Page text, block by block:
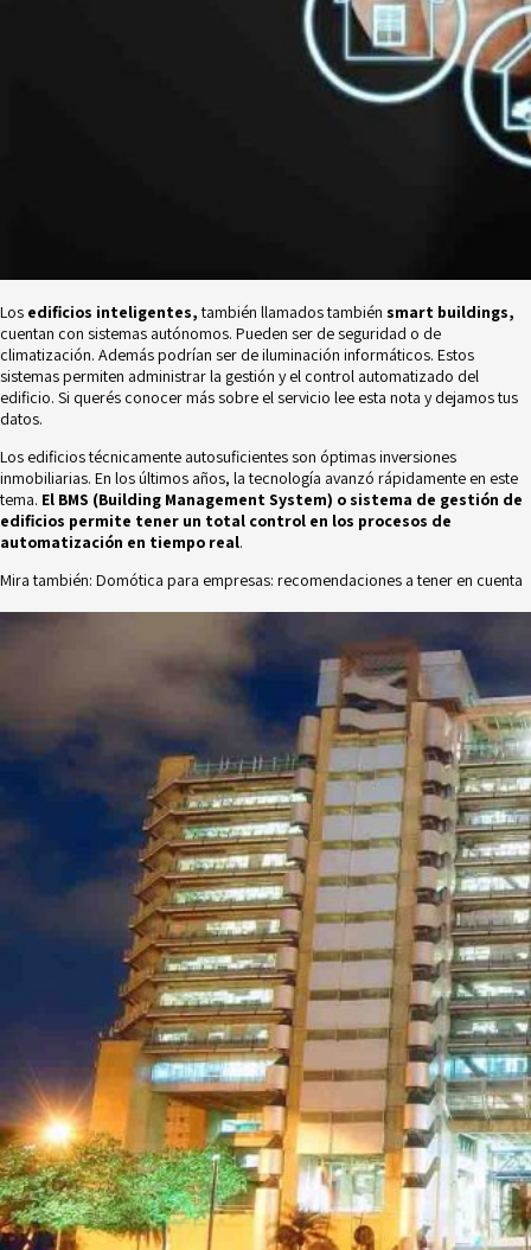
Los edificios inteligentes,también llamados también smart buildings,
cuentan con sistemas autónomos. Pueden ser de seguridad o de
climatización. Además podrían ser de iluminación informáticos. Estos
sistemas permiten administrar la gestión y el control automatizado del
edificio. Si querés conocer más sobre el servicio lee esta nota y dejamos tus
datos.
Los edificios técnicamente autosuficientes son óptimas inversiones
inmobiliarias. En los últimos años, la tecnología avanzó rápidamente en este
tema. El BMS (Building Management System) o sistema de gestión de
edificios permite tener un total control en los procesos de
automatización en tiempo real.
Mira también: Domótica para empresas: recomendaciones a tener en cuenta